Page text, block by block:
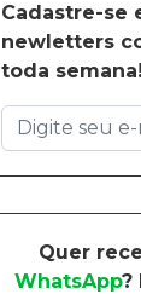
Cadastre-se
newletters
toda semana!
Quer
WhatsApp?